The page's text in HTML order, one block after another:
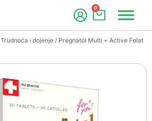
0
Trudnoća i dojenje / Pregnatol Multi + Active Folat